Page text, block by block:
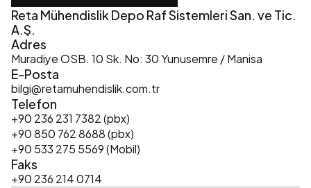
Reta Mühendislik Depo Raf Sistemleri San. ve Tic.
A.Ş.
Adres
Muradiye OSB. 10 Sk. No: 30 Yunusemre / Manisa
E-Posta
bilgi@retamuhendislik.com.tr
Telefon
+90 236 231 7382 (pbx)
+90 850 762 8688 (pbx)
+90 533 275 5569 (Mobil)
Faks
+90 236 214 0714